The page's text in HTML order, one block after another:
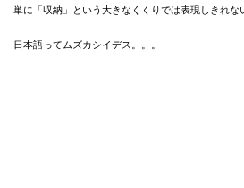
単に「収納」という大きなくくりでは表現しきれな
日本語ってムズカシイデス。。。